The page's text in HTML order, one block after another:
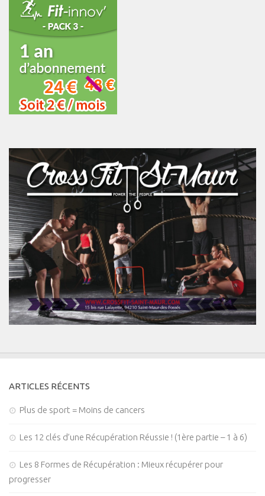
ARTICLES RÉCENTS
Plus de sport = Moins de cancers
Les 12 clés d’une Récupération Réussie ! (1ère partie – 1 à 6)
Les 8 Formes de Récupération : Mieux récupérer pour
progresser